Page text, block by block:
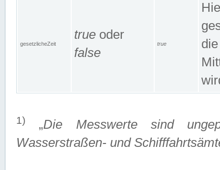
gesetzlicheZeit
true oder
false
true
1) „Die Messwerte sind
Wasserstraßen- und